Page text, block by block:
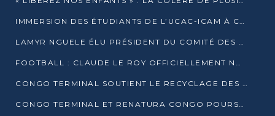
IMMERSION DES ÉTUDIANTS DE L’UCAC-ICAM À CONGO TERMINAL
LAMYR NGUELE ÉLU PRÉSIDENT DU COMITÉ DES MEMBRES D’HONNEUR DU PCT
FOOTBALL : CLAUDE LE ROY OFFICIELLEMENT NOMMÉ SÉLECTIONNEUR DU CONGO
CONGO TERMINAL SOUTIENT LE RECYCLAGE DES DÉCHETS PLASTIQUES À POINTE-NOIRE
CONGO TERMINAL ET RENATURA CONGO POURSUIVENT LEUR COMBAT POUR LA BIODIVERSITÉ